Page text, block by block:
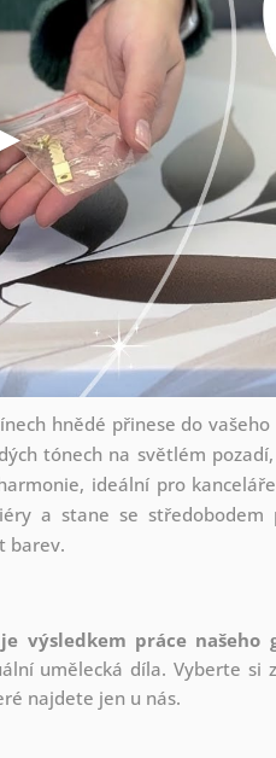
hnědé přinese do
tónech na světlém
ideální pro
a stane se středobodem
barev.
výsledkem práce našeho
umělecká díla. Vyberte si
najdete jen u nás.